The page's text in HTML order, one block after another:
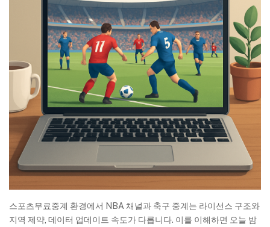
스포츠무료중계 환경에서 NBA 채널과 축구 중계는 라이선스 구조와
지역 제약, 데이터 업데이트 속도가 다릅니다. 이를 이해하면 오늘 밤